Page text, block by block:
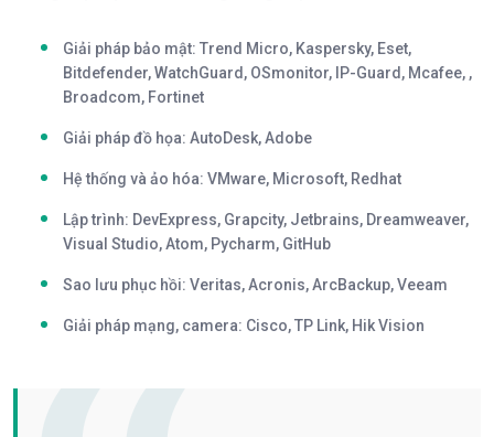
Giải pháp bảo mật: Trend Micro, Kaspersky, Eset,
Bitdefender, WatchGuard, OSmonitor, IP-Guard, Mcafee, ,
Broadcom, Fortinet
Giải pháp đồ họa: AutoDesk, Adobe
Hệ thống và ảo hóa: VMware, Microsoft, Redhat
Lập trình: DevExpress, Grapcity, Jetbrains, Dreamweaver,
Visual Studio, Atom, Pycharm, GitHub
Sao lưu phục hồi: Veritas, Acronis, ArcBackup, Veeam
Giải pháp mạng, camera: Cisco, TP Link, Hik Vision